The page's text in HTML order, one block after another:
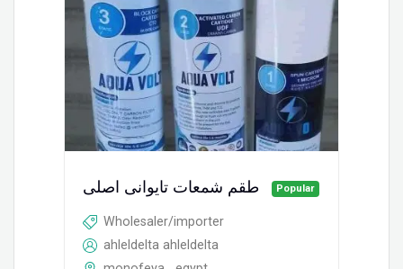
طقم شمعات تايوانى اصلى Popular
Wholesaler/importer
ahleldelta ahleldelta